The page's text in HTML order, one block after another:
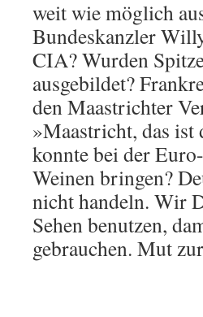
weit wie möglich
Bundeskanzler
CIA? Wurden
ausgebildet?
den Maastrichter
»Maastricht, das
konnte bei der
Weinen bringen?
nicht handeln. Wir
Sehen benutzen,
gebrauchen. Mut